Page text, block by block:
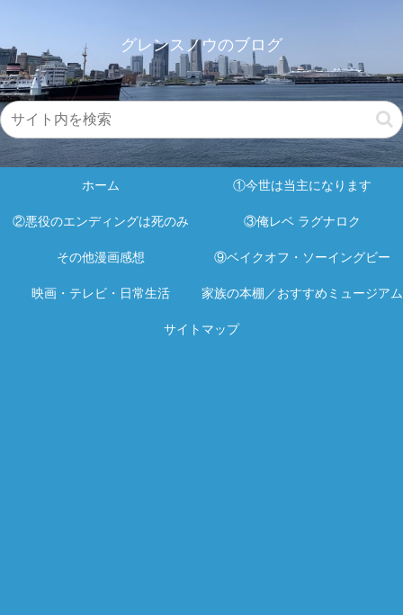
グレンスノウのブログ
ホーム ①今世は当主になります
②悪役のエンディングは死のみ ③俺レベ ラグナロク
その他漫画感想 ⑨ベイクオフ・ソーイングビー
映画・テレビ・日常生活 家族の本棚／おすすめミュージアム
サイトマップ